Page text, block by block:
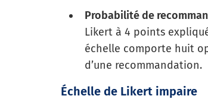
Probabilité de
Likert à 4 points
échelle comporte huit
d’une recommandation.
Échelle de Likert impaire